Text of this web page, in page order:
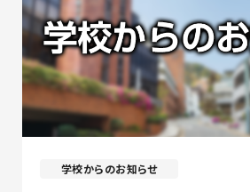
学校からのお知らせ